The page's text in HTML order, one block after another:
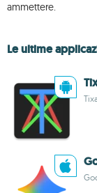
ammettere.
Le ultime